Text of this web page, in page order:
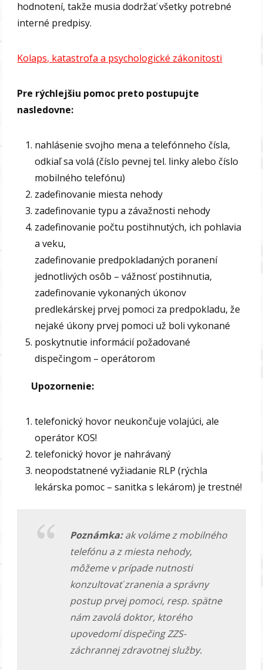
hodnotení, takže musia dodržať všetky potrebné
interné predpisy.
Kolaps, katastrofa a psychologické zákonitosti
Pre rýchlejšiu pomoc preto postupujte
nasledovne:
nahlásenie svojho mena a telefónneho čísla,
odkiaľ sa volá (číslo pevnej tel. linky alebo číslo
mobilného telefónu)
zadefinovanie miesta nehody
zadefinovanie typu a závažnosti nehody
zadefinovanie počtu postihnutých, ich pohlavia
a veku,
zadefinovanie predpokladaných poranení
jednotlivých osôb – vážnosť postihnutia,
zadefinovanie vykonaných úkonov
predlekárskej prvej pomoci za predpokladu, že
nejaké úkony prvej pomoci už boli vykonané
poskytnutie informácií požadované
dispečingom – operátorom
Upozornenie:
telefonický hovor neukončuje volajúci, ale
operátor KOS!
telefonický hovor je nahrávaný
neopodstatnené vyžiadanie RLP (rýchla
lekárska pomoc – sanitka s lekárom) je trestné!
Poznámka:ak voláme z mobilného
telefónu a z miesta nehody,
môžeme v prípade nutnosti
konzultovať zranenia a správny
postup prvej pomoci, resp. spätne
nám zavolá doktor, ktorého
upovedomí dispečing ZZS-
záchrannej zdravotnej služby.